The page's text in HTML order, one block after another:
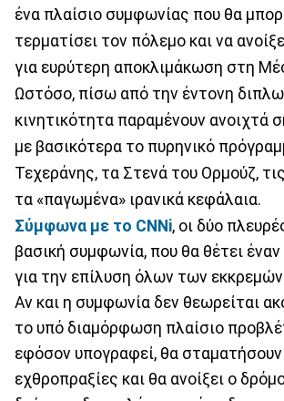
ένα πλαίσιο συμφωνίας που θα
τερματίσει τον πόλεμο και να
για ευρύτερη αποκλιμάκωση στη
Ωστόσο, πίσω από την έντονη
κινητικότητα παραμένουν ανοιχτά
με βασικότερα το πυρηνικό
Τεχεράνης, τα Στενά του Ορμούζ,
τα «παγωμένα» ιρανικά κεφάλαια.
Σύμφωνα με το CNNi, οι δύο
βασική συμφωνία, που θα θέτει
για την επίλυση όλων των
Αν και η συμφωνία δεν θεωρείται
το υπό διαμόρφωση πλαίσιο
εφόσον υπογραφεί, θα σταματήσουν
εχθροπραξίες και θα ανοίξει ο